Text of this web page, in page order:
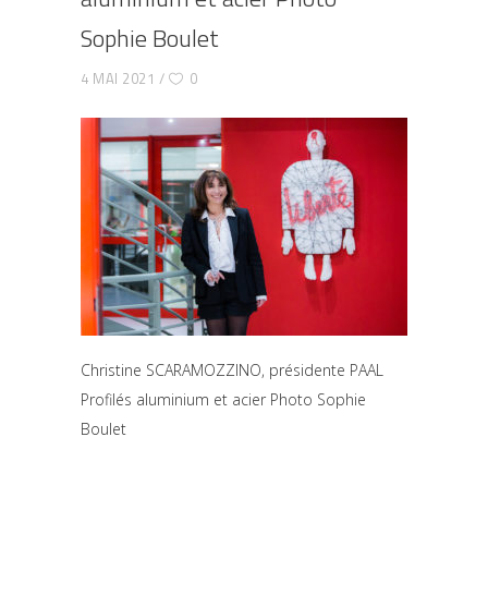
CHRISTINE SCARAMOZZINO, PRÉSIDENTE PAAL
PROFILÉS ALUMINIUM ET ACIER PHOTO SOPHIE
BOULET
Sophie Boulet
4 MAI 2021 0
Christine SCARAMOZZINO, présidente PAAL
Profilés aluminium et acier Photo Sophie
Boulet